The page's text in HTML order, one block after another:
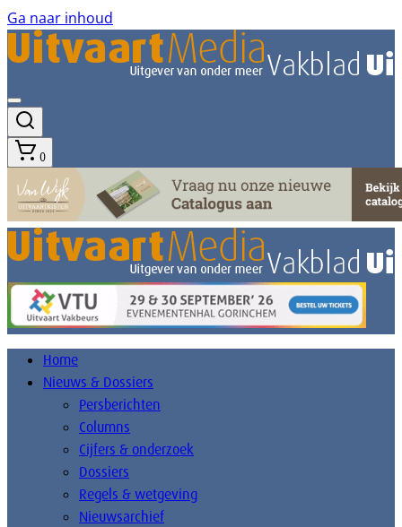
Ga naar inhoud
0
Home
Nieuws & Dossiers
Persberichten
Columns
Cijfers & onderzoek
Dossiers
Regels & wetgeving
Nieuwsarchief